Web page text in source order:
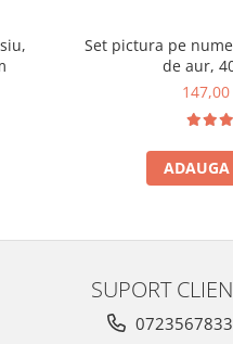
Set pictura pe
de aur,
ADAUGA
SUPORT
0723567833